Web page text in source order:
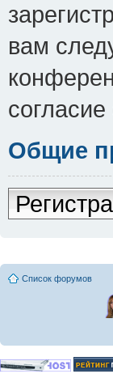
вам
согласие
Общие
Список форумов